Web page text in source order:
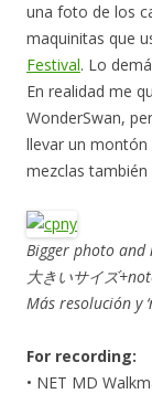
una foto de los
maquinitas que
Festival. Lo
En realidad me
WonderSwan,
llevar un montón
mezclas también
Bigger photo and
大きいサイズ
Más resolución y
For recording:
• NET MD